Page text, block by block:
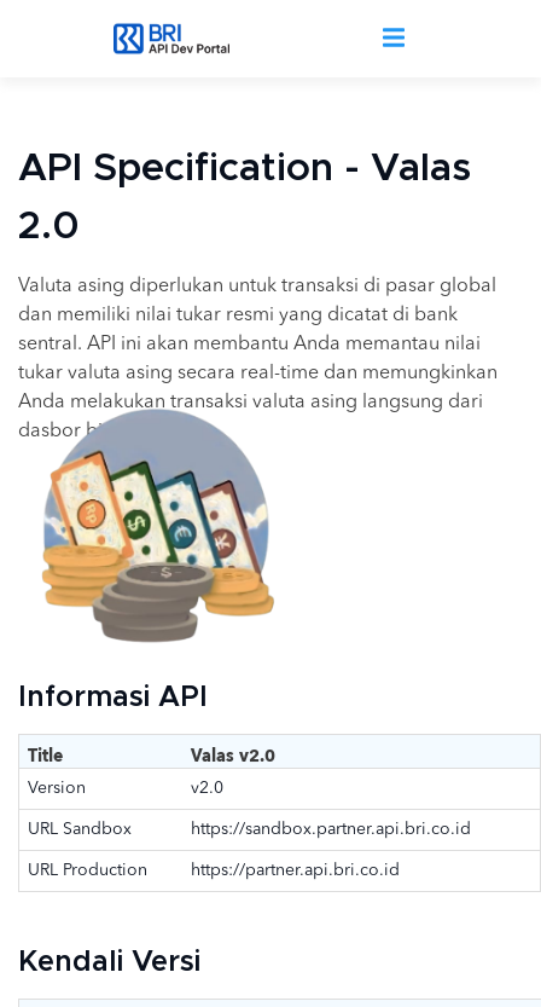
Lompat ke isi utama
API Specification - Valas
2.0
Valuta asing diperlukan untuk transaksi di pasar global
dan memiliki nilai tukar resmi yang dicatat di bank
sentral. API ini akan membantu Anda memantau nilai
tukar valuta asing secara real-time dan memungkinkan
Anda melakukan transaksi valuta asing langsung dari
dasbor bisnis Anda.
Informasi API
Title Valas v2.0
Version v2.0
URL Sandbox https://sandbox.partner.api.bri.co.id
URL Production https://partner.api.bri.co.id
Kendali Versi